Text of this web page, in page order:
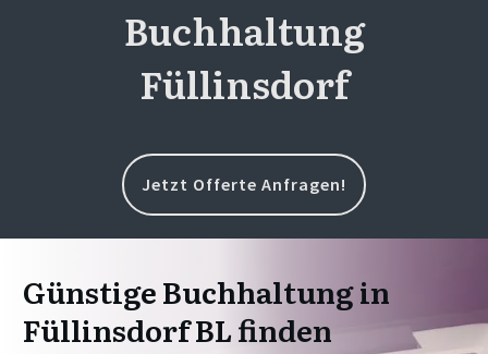
Buchhaltung
Füllinsdorf
Jetzt Offerte Anfragen!
Günstige Buchhaltung in
Füllinsdorf BL finden